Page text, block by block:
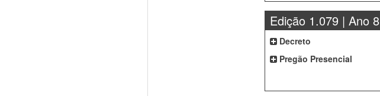
Edição 1.079 | Ano 8
Decreto
Pregão Presencial